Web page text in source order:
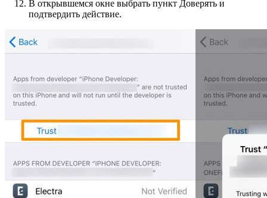
В открывшемся окне выбрать пункт Доверять и
подтвердить действие.